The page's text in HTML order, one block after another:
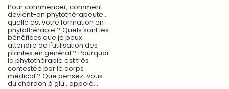
Pour commencer, comment
devient-on phytothérapeute ,
quelle est votre formation en
phytothérapie ? Quels sont les
bénéfices que je peux
attendre de l'utilisation des
plantes en général ? Pourquoi
la phytothérapie est très
contestée par le corps
médical ? Que pensez-vous
du chardon à glu , appelé...